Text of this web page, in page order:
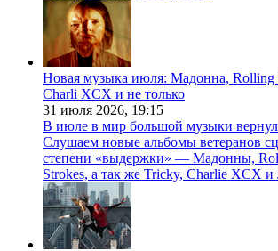
Новая музыка июля: Мадонна, Rolling
Charli XCX и не только
31 июля 2026, 19:15
В июле в мир большой музыки
Слушаем новые альбомы ветеранов
степени «выдержки» — Мадонны,
Strokes, а так же Tricky, Charlie XCX и